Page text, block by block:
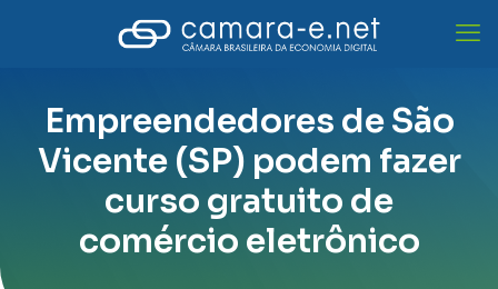
Empreendedores de São
Vicente (SP) podem fazer
curso gratuito de
comércio eletrônico